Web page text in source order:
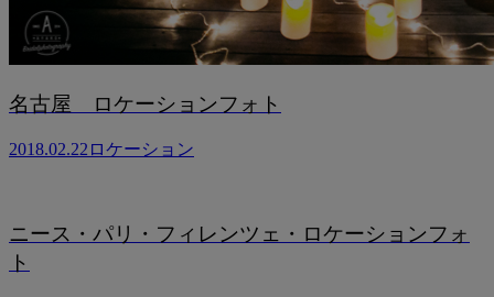
名古屋 ロケーションフォト
2018.02.22 ロケーション
ニース・パリ・フィレンツェ・ロケーションフォ
ト